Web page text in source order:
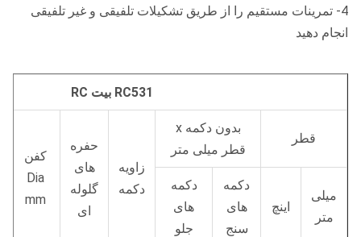
4- تمرینات مستقیم را از طریق تشکیلات تلفیقی و غیر تلفیقی
انجام دهید
RC531 بیت RC
قطر
بدون دکمه x
قطر میلی متر
زاویه
دکمه
حفره
های
گلوله
ای
کفن
Dia
mm
میلی
متر
اینچ
دکمه
های
سنج
دکمه
های
جلو